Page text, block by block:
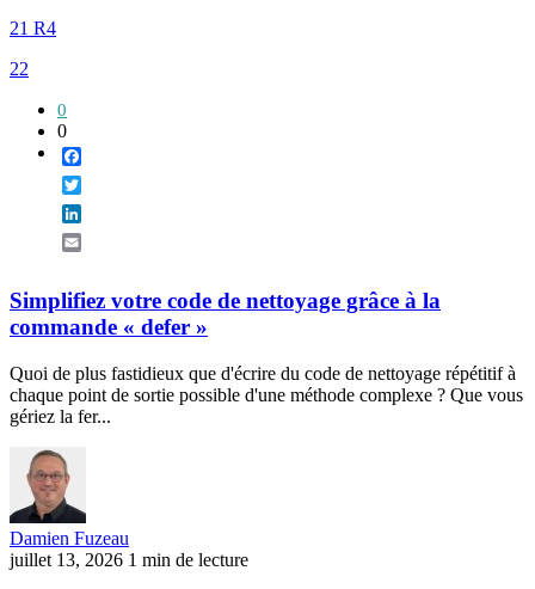
21 R4
22
0
0
Simplifiez votre code de nettoyage grâce à la
commande « defer »
Quoi de plus fastidieux que d'écrire du code de nettoyage répétitif à
chaque point de sortie possible d'une méthode complexe ? Que vous
gériez la fer...
Damien Fuzeau
juillet 13, 2026 1 min de lecture